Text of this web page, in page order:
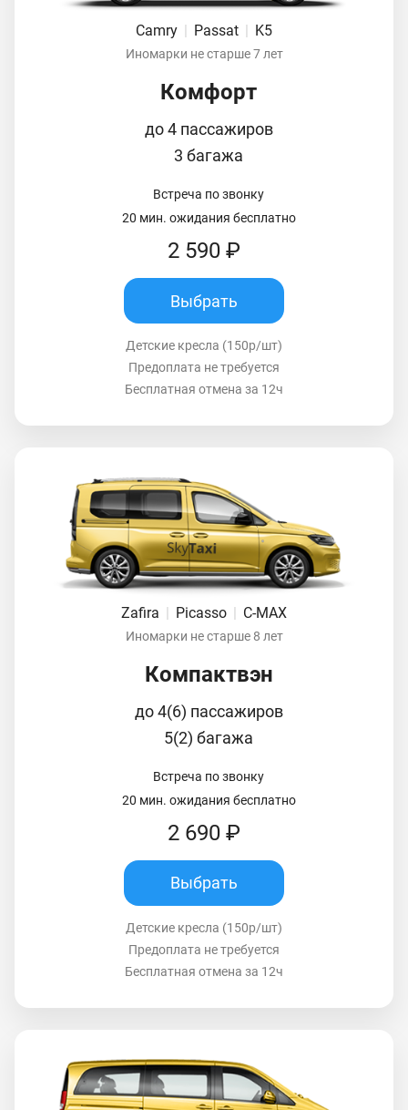
Camry Passat K5
Иномарки не старше 7 лет
Комфорт
до 4 пассажиров
3 багажа
Встреча по звонку
20 мин. ожидания бесплатно
2 590 ₽
Выбрать
Детские кресла (150р/шт)
Предоплата не требуется
Бесплатная отмена за 12ч
Zafira | Picasso | C-MAX
Иномарки не старше 8 лет
Компактвэн
до 4(6) пассажиров
5(2) багажа
Встреча по звонку
20 мин. ожидания бесплатно
2 690 ₽
Выбрать
Детские кресла (150р/шт)
Предоплата не требуется
Бесплатная отмена за 12ч